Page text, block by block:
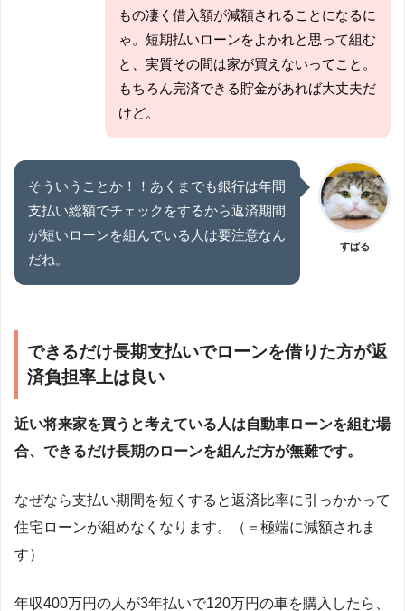
もの凄く借入額が減額されることになるに
ゃ。短期払いローンをよかれと思って組む
と、実質その間は家が買えないってこと。
もちろん完済できる貯金があれば大丈夫だ
けど。
そういうことか！！あくまでも銀行は年間
支払い総額でチェックをするから返済期間
が短いローンを組んでいる人は要注意なん
だね。
すばる
できるだけ長期支払いでローンを借りた方が返
済負担率上は良い
近い将来家を買うと考えている人は自動車ローンを組む場
合、できるだけ長期のローンを組んだ方が無難です。
なぜなら支払い期間を短くすると返済比率に引っかかって
住宅ローンが組めなくなります。（＝極端に減額されま
す）
年収400万円の人が3年払いで120万円の車を購入したら、